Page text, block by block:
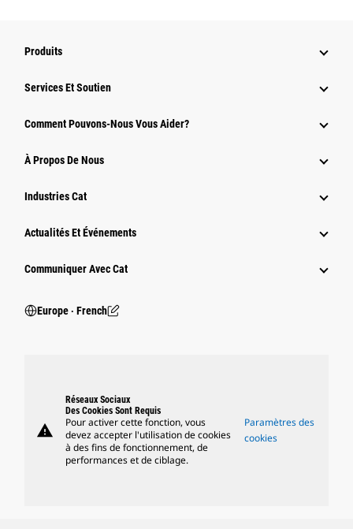
Produits
Services Et Soutien
Comment Pouvons-Nous Vous Aider?
À Propos De Nous
Industries Cat
Actualités Et Événements
Communiquer Avec Cat
Europe ‧ French
warning
Réseaux Sociaux
Des Cookies Sont Requis
Pour activer cette fonction, vous
devez accepter l'utilisation de cookies
à des fins de fonctionnement, de
performances et de ciblage.
Paramètres des
cookies